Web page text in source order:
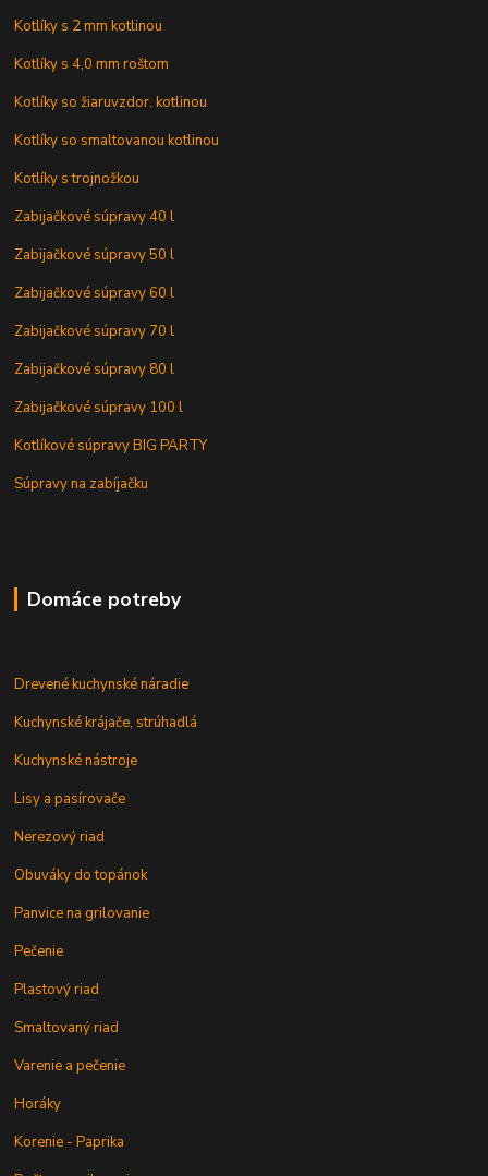
Kotlíky s 2 mm kotlinou
Kotlíky s 4,0 mm roštom
Kotlíky so žiaruvzdor. kotlinou
Kotlíky so smaltovanou kotlinou
Kotlíky s trojnožkou
Zabijačkové súpravy 40 l
Zabijačkové súpravy 50 l
Zabijačkové súpravy 60 l
Zabijačkové súpravy 70 l
Zabijačkové súpravy 80 l
Zabijačkové súpravy 100 l
Kotlíkové súpravy BIG PARTY
Súpravy na zabíjačku
Domáce potreby
Drevené kuchynské náradie
Kuchynské krájače, strúhadlá
Kuchynské nástroje
Lisy a pasírovače
Nerezový riad
Obuváky do topánok
Panvice na grilovanie
Pečenie
Plastový riad
Smaltovaný riad
Varenie a pečenie
Horáky
Korenie - Paprika